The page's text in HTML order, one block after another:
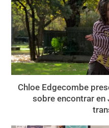
Chloe Edgecombe
sobre encontrar en